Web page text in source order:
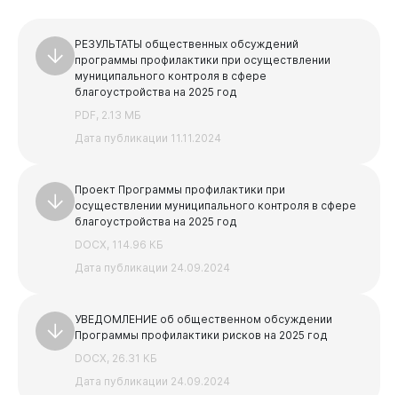
РЕЗУЛЬТАТЫ общественных обсуждений
программы профилактики при осуществлении
муниципального контроля в сфере
благоустройства на 2025 год
PDF, 2.13 МБ
Дата публикации 11.11.2024
Проект Программы профилактики при
осуществлении муниципального контроля в сфере
благоустройства на 2025 год
DOCX, 114.96 КБ
Дата публикации 24.09.2024
УВЕДОМЛЕНИЕ об общественном обсуждении
Программы профилактики рисков на 2025 год
DOCX, 26.31 КБ
Дата публикации 24.09.2024